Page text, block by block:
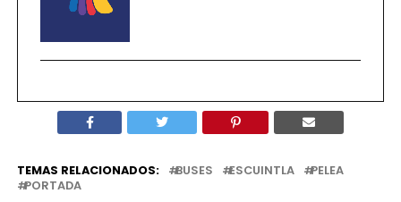
TEMAS RELACIONADOS: BUSES ESCUINTLA
PELEA
PORTADA